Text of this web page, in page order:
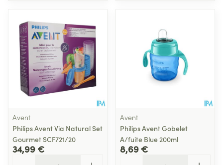
Avent
Philips Avent Via Natural Set
Gourmet SCF721/20
34,99 €
Avent
Philips Avent Gobelet
A/fuite Blue 200ml
8,69 €